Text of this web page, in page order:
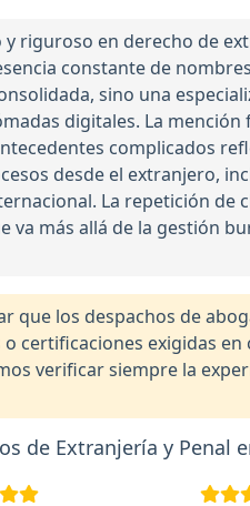
riguroso en derecho de
constante de
sino una
digitales. La
complicados
desde el extranjero,
La repetición
más allá de la gestión
que los despachos de
certificaciones exigidas
verificar siempre la
de Extranjería y Penal